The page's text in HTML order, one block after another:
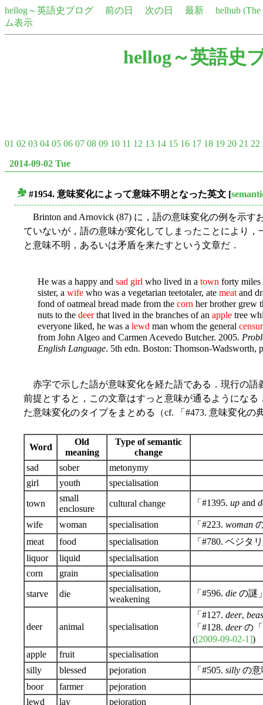
hellog～英語史ブログ 前の日 次の日 最新
helhub
ム表示
hellog～英語史
01 02 03 04 05 06 07 08 09 10 11 12 13 14 15 16 17 18 19 20 21 22
2014-09-02 Tue
#1954. 意味変化によって意味不明となった英文 [
Brinton and Arnovick (87) に，語の意味変化の例を示
ていないが，語の意味が変化してしまったことにより
と意味不明，あるいは矛盾を来たすという文章だ．
He was a happy and sad girl who lived in a town forty miles
sister, a wife who was a vegetarian teetotaler, ate meat and
fond of oatmeal bread made from the corn her brother grew
nuts to the deerthat lived in the branches of an apple tree
everyone liked, he was a lewd man whom the general
from John Algeo and Carmen Acevedo Butcher. 2005.
English Language. 5th edn. Boston: Thomson-Wadsworth,
赤字で示した語が意味変化を経た語である．現行の語
前提とすると，この文章はすっと意味が通るようにな
た意味変化のタイプをまとめる（cf. 「#473. 意味変化の
Word
Old
meaning
Type of semantic
change
sad
sober
metonymy
girl
youth specialisation
town
small
enclosure
cultural change 「#1395. up and
wife woman specialisation 「#223. woman
meat
food specialisation
「#780. ベジタ
liquor
liquid
specialisation
corn
grain specialisation
starve die
specialisation,
weakening
「#596. die の謎
deer animal specialisation
「#127. deer,
「#128. deerの「
([2009-09-02-1])
apple
fruit
specialisation
silly
blessed pejoration 「#505. silly の意
boor
farmer
pejoration
lewd
lay pejoration